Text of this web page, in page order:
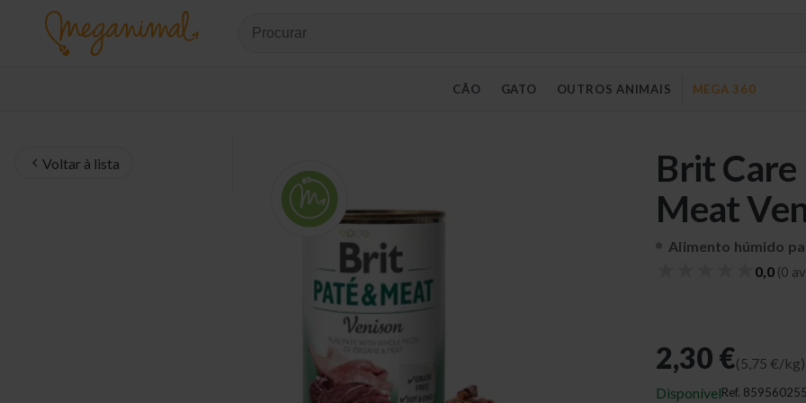
CÃO GATO OUTROS ANIMAIS MEGA 360
Voltar à lista
Brit Care
Meat
Alimento húmido
0,0 (0
2,30 €(5,75 €/kg)
DisponívelRef.